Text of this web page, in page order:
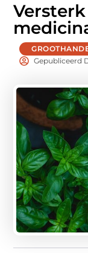
Gepubliceerd